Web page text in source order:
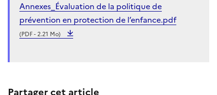
Annexes_Évaluation de la politique de
prévention en protection de l’enfance.pdf
(PDF - 2.21 Mo)
Partager cet article